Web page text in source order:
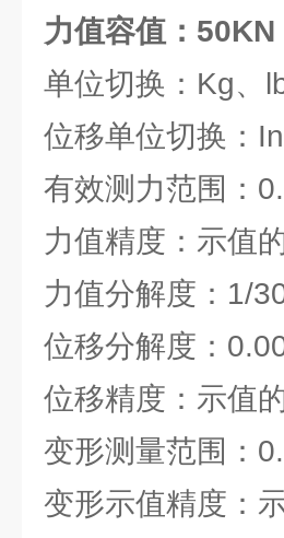
力值容值：50KN
单位切换：Kg、
位移单位切换：
有效测力范围：
力值精度：示值
力值分解度：1/
位移分解度：
位移精度：示值
变形测量范围：
变形示值精度：